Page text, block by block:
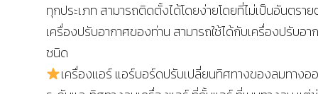
ทุกประเภท สามารถติดตั้งได้โดยง่ายโดยที่ไม่เป็นอันตรา
เครื่องปรับอากาศของท่าน สามารถใช้ได้กับเครื่องปรับอา
ชนิด
เครื่องแอร์ แอร์บอร์ดปรับเปลี่ยนทิศทางของลมทางอ